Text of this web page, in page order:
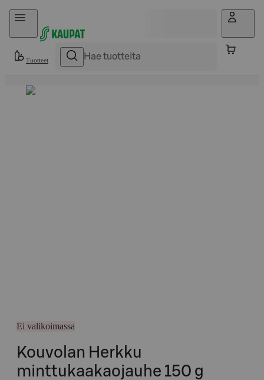
Hyppää sisältöön
Tuotteet
Ei valikoimassa
Kouvolan Herkku
minttukaakaojauhe 150 g